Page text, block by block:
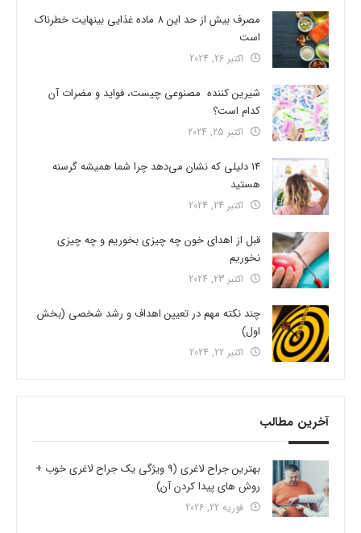
مصرف بیش از حد این 8 ماده غذایی بینهایت خطرناک
است
اکتبر 26, 2024
شیرین کننده مصنوعی چیست، فواید و مضرات آن
کدام است؟
اکتبر 25, 2024
14 دلیلی که نشان می‌دهد چرا شما همیشه گرسنه
هستید
اکتبر 24, 2024
قبل از اهدای خون چه چیزی بخوریم و چه چیزی
نخوریم
اکتبر 23, 2024
چند نکته مهم در تعیین اهداف و رشد شخصی (بخش
اول)
اکتبر 22, 2024
آخرین مطالب
بهترین جراح لاغری (9 ویژگی یک جراح لاغری خوب +
روش های پیدا کردن آن)
فوریه 22, 2026